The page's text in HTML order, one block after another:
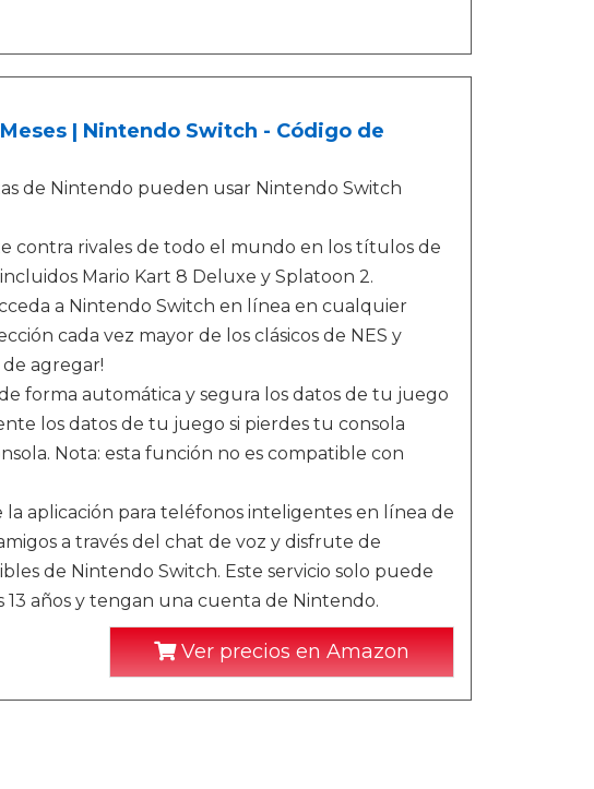
| Nintendo Switch - Código de
de Nintendo pueden usar Nintendo Switch
contra rivales de todo el mundo en los títulos de
Mario Kart 8 Deluxe y Splatoon 2.
a Nintendo Switch en línea en cualquier
cada vez mayor de los clásicos de NES y
agregar!
forma automática y segura los datos de tu juego
los datos de tu juego si pierdes tu consola
Nota: esta función no es compatible con
aplicación para teléfonos inteligentes en línea de
a través del chat de voz y disfrute de
de Nintendo Switch. Este servicio solo puede
años y tengan una cuenta de Nintendo.
Ver precios en Amazon